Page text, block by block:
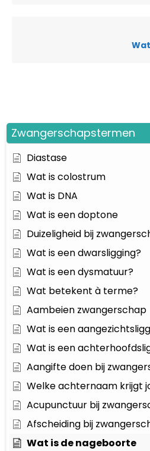
Zwangerschapstermen
Diastase
Wat is colostrum
Wat is DNA
Wat is een doptone
Duizeligheid bij
Wat is een dwarsligging?
Wat is een dysmatuur?
Wat betekent à terme?
Aambeien zwangerschap
Wat is een
Wat is een
Aangifte doen bij
Welke achternaam krijgt
Acupunctuur bij
Afscheiding bij
Wat is de nageboorte